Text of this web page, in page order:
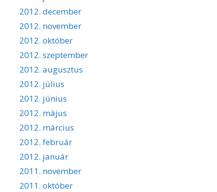
2012. december
2012. november
2012. október
2012. szeptember
2012. augusztus
2012. július
2012. június
2012. május
2012. március
2012. február
2012. január
2011. november
2011. október